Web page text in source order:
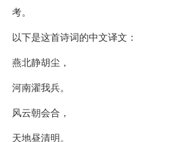
考。
以下是这首诗词的中文译文：
燕北静胡尘，
河南濯我兵。
风云朝会合，
天地昼清明。